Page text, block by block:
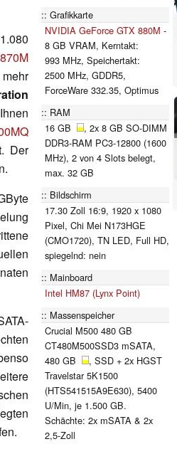
Der
Grafikkarte
NVIDIA GeForce GTX 880M -
8 GB VRAM, Kerntakt:
993 MHz, Speichertakt:
2500 MHz, GDDR5,
ForceWare 332.35, Optimus
RAM
16 GB
, 2x 8 GB SO-DIMM
DDR3-RAM PC3-12800 (1600
MHz), 2 von 4 Slots belegt,
max. 32 GB
Bildschirm
17.30 Zoll 16:9, 1920 x 1080
Pixel, Chi Mei N173HGE
(CMO1720), TN LED, Full HD,
spiegelnd: nein
Mainboard
Intel HM87 (Lynx Point)
Massenspeicher
Crucial M500 480 GB
CT480M500SSD3 mSATA,
480 GB
, SSD + 2x HGST
Travelstar 5K1500
(HTS541515A9E630), 5400
U/Min, je 1.500 GB.
Schächte: 2x mSATA & 2x
2,5-Zoll